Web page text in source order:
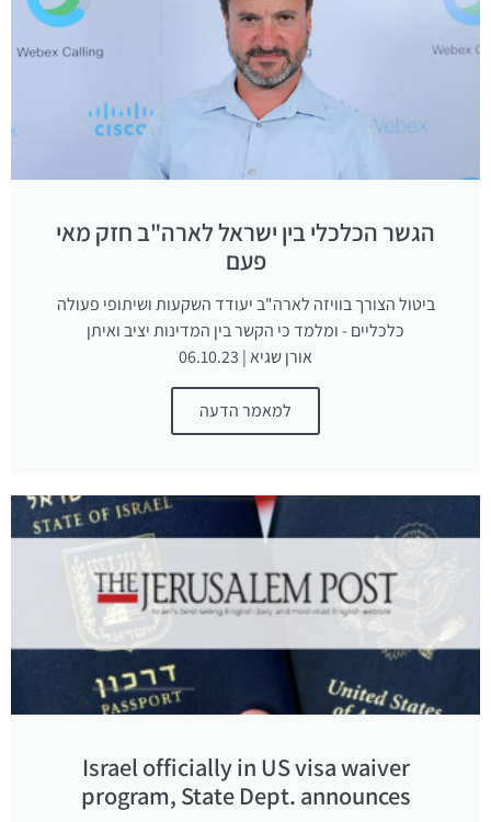
הגשר הכלכלי בין ישראל לארה"ב חזק מאי
פעם
ביטול הצורך בוויזה לארה"ב יעודד השקעות ושיתופי פעולה
כלכליים - ומלמד כי הקשר בין המדינות יציב ואיתן
אורן שגיא | 06.10.23
למאמר הדעה
Israel officially in US visa waiver
program, State Dept. announces